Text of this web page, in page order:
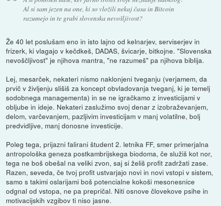
Al si sam jezen na one, ki so vložili nekaj časa in Bitcoin
razumejo in te grabi slovenska nevošljivost?
Že 40 let poslušam eno in isto lajno od kelnarjev, serviserjev in
frizerk, ki vlagajo v kečdkeš, DADAS, švicarje, bitkojne. "Slovenska
nevoščljivost" je njihova mantra, "ne razumeš" pa njihova biblija.
Lej, mesarček, nekateri nismo naklonjeni tveganju (verjamem, da
prvič v življenju slišiš za koncept obvladovanja tveganj, ki je temelj
sodobnega managementa) in se ne igračkamo z investicijami v
obljube in ideje. Nekateri zaslužimo svoj denar z izobraževanjem,
delom, varčevanjem, pazljivim investicijam v manj volatilne, bolj
predvidljive, manj donosne investicije.
Poleg tega, prijazni falirani študent 2. letnika FF, smer primerjalna
antropološka geneza postkambrijskega biodoma, če služiš kot nor,
tega ne boš obešal na veliki zvon, saj si želiš profit zadržati zase.
Razen, seveda, če tvoj profit ustvarjajo novi in novi vstopi v sistem,
samo s takimi oslarijami boš potencialne kokoši mesonesnice
odgnal od vstopa, ne pa prepričal. Niti osnove človekove psihe in
motivacijskih vzgibov ti niso jasne.